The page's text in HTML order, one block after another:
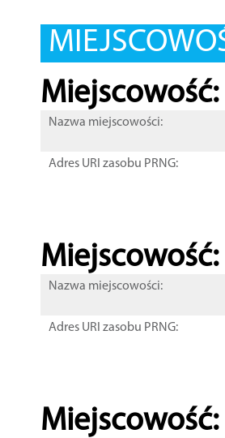
Miejscowość:
Nazwa miejscowości:
Adres URI zasobu PRNG:
Miejscowość:
Nazwa miejscowości:
Adres URI zasobu PRNG:
Miejscowość: